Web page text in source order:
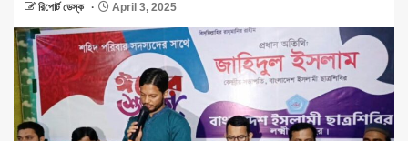
রিপোর্ট ডেস্ক April 3, 2025